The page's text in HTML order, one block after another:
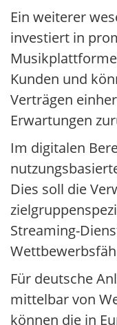
Ein weiterer
investiert in
Kunden und
Verträgen
Erwartungen
Im digitalen
Dies soll die
Streaming-
Für deutsche
mittelbar von
können die in